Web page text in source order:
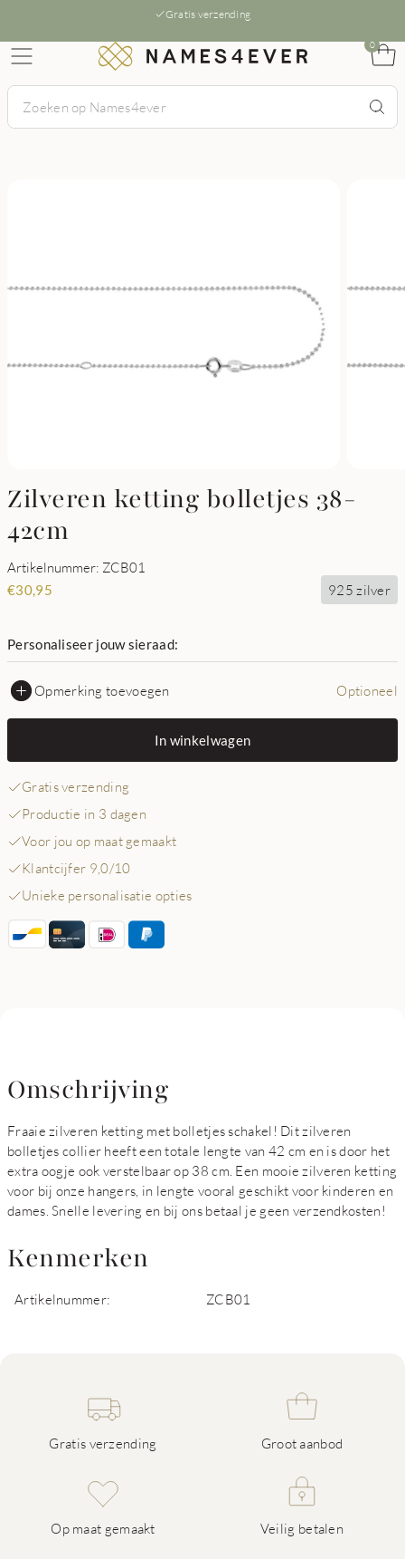
Gratis verzending
0
Zilveren ketting bolletjes 38-
42cm
Artikelnummer: ZCB01
€30,95 925 zilver
Personaliseer jouw sieraad:
Opmerking toevoegen Optioneel
In winkelwagen
Gratis verzending
Productie in 3 dagen
Voor jou op maat gemaakt
Klantcijfer 9,0/10
Unieke personalisatie opties
Omschrijving
Fraaie zilveren ketting met bolletjes schakel! Dit zilveren
bolletjes collier heeft een totale lengte van 42 cm en is door het
extra oogje ook verstelbaar op 38 cm. Een mooie zilveren ketting
voor bij onze hangers, in lengte vooral geschikt voor kinderen en
dames. Snelle levering en bij ons betaal je geen verzendkosten!
Kenmerken
Artikelnummer: ZCB01
Gratis verzending Groot aanbod
Op maat gemaakt Veilig betalen